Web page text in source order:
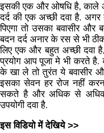
इसकी एक और ओषधि है, काले
दर्द की एक अच्छी दवा है.
पिएगा तो उसका बवासीर और
बदन दर्द अनार के रस से भी
लिए एक और बहुत अच्छी
प्रयोग आप पूजा मे भी करते
के खा ले तो तुरंत ये बवासीर
इसका सेवन हर रोज नहीं
सकते है और अधिक से अधिक
उपयोगी दवा है.
इस विडियो में देखिये >>